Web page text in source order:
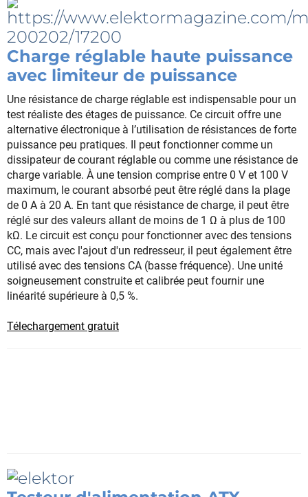
Charge réglable haute puissance
avec limiteur de puissance
Une résistance de charge réglable est indispensable pour un
test réaliste des étages de puissance. Ce circuit offre une
alternative électronique à l’utilisation de résistances de forte
puissance peu pratiques. Il peut fonctionner comme un
dissipateur de courant réglable ou comme une résistance de
charge variable. À une tension comprise entre 0 V et 100 V
maximum, le courant absorbé peut être réglé dans la plage
de 0 A à 20 A. En tant que résistance de charge, il peut être
réglé sur des valeurs allant de moins de 1 Ω à plus de 100
kΩ. Le circuit est conçu pour fonctionner avec des tensions
CC, mais avec l'ajout d'un redresseur, il peut également être
utilisé avec des tensions CA (basse fréquence). Une unité
soigneusement construite et calibrée peut fournir une
linéarité supérieure à 0,5 %.
Télechargement gratuit